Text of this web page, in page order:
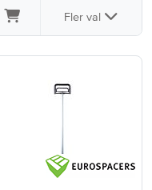
Fler val